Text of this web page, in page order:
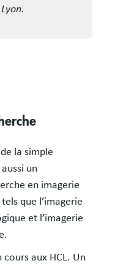
la simple
un
en imagerie
que l’imagerie
et l’imagerie
aux HCL. Un